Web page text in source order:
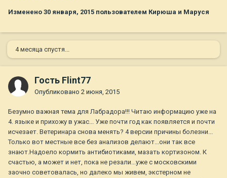
Изменено 30 января, 2015 пользователем Кирюша и Маруся
4 месяца спустя...
Гость Flint77
Опубликовано 2 июня, 2015
Безумно важная тема для Лабрадора!!! Читаю информацию уже на
4. языке и прихожу в ужас... Уже почти год как появляется и почти
исчезает. Ветеринара снова менять? 4 версии причины болезни...
Только вот местные все без анализов делают...они так все
знают.Надоело кормить антибиотиками, мазать кортизоном. К
счастью, а может и нет, пока не резали...уже с московскими
заочно советовалась, но далеко мы живем, экстерном не